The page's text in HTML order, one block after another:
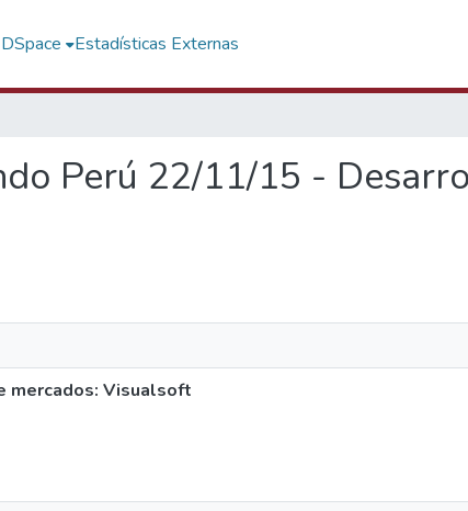
Estadísticas Externas
Perú 22/11/15 -
mercados: Visualsoft